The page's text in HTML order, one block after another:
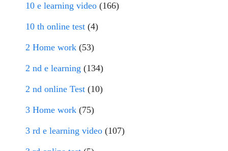
10 e learning video (166)
10 th online test (4)
2 Home work (53)
2 nd e learning (134)
2 nd online Test (10)
3 Home work (75)
3 rd e learning video (107)